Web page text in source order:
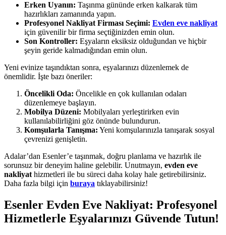
Erken Uyanın: Taşınma gününde erken kalkarak tüm
hazırlıkları zamanında yapın.
Profesyonel Nakliyat Firması Seçimi: Evden eve nakliyat
için güvenilir bir firma seçtiğinizden emin olun.
Son Kontroller: Eşyaların eksiksiz olduğundan ve hiçbir
şeyin geride kalmadığından emin olun.
Yeni evinize taşındıktan sonra, eşyalarınızı düzenlemek de
önemlidir. İşte bazı öneriler:
Öncelikli Oda: Öncelikle en çok kullanılan odaları
düzenlemeye başlayın.
Mobilya Düzeni: Mobilyaları yerleştirirken evin
kullanılabilirliğini göz önünde bulundurun.
Komşularla Tanışma: Yeni komşularınızla tanışarak sosyal
çevrenizi genişletin.
Adalar’dan Esenler’e taşınmak, doğru planlama ve hazırlık ile
sorunsuz bir deneyim haline gelebilir. Unutmayın, evden eve
nakliyat hizmetleri ile bu süreci daha kolay hale getirebilirsiniz.
Daha fazla bilgi için buraya tıklayabilirsiniz!
Esenler Evden Eve Nakliyat: Profesyonel
Hizmetlerle Eşyalarınızı Güvende Tutun!